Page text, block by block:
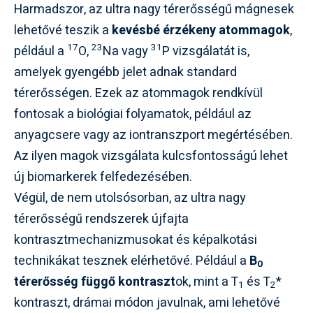
Harmadszor, az ultra nagy térerősségű mágnesek
lehetővé teszik a kevésbé érzékeny atommagok,
például a 17O, 23Na vagy 31 P vizsgálatát is,
amelyek gyengébb jelet adnak standard
térerősségen. Ezek az atommagok rendkívül
fontosak a biológiai folyamatok, például az
anyagcsere vagy az iontranszport megértésében.
Az ilyen magok vizsgálata kulcsfontosságú lehet
új biomarkerek felfedezésében.
Végül, de nem utolsósorban, az ultra nagy
térerősségű rendszerek újfajta
kontrasztmechanizmusokat és képalkotási
technikákat tesznek elérhetővé. Például a B0
térerősség függő kontrasztok, mint a T1 és T2*
kontraszt, drámai módon javulnak, ami lehetővé